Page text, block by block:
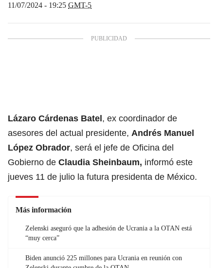
11/07/2024 - 19:25 GMT-5
Lázaro Cárdenas Batel, ex coordinador de
asesores del actual presidente, Andrés Manuel
López Obrador, será el jefe de Oficina del
Gobierno de Claudia Sheinbaum, informó este
jueves 11 de julio la futura presidenta de México.
Más información
Zelenski aseguró que la adhesión de Ucrania a la OTAN está
“muy cerca”
Biden anunció 225 millones para Ucrania en reunión con